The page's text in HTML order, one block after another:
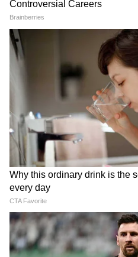
गोबर से पैसा कमाने का सुनहरा
मौका! सरकार खुद खरीदेगी गैस, 10
साल तक रहेगा तय दाम
उन्नाव रेप पीड़िता की पहचान उजागर
करने पर दिल्ली पुलिस ने दर्ज की
FIR
LATEST VIDEOS